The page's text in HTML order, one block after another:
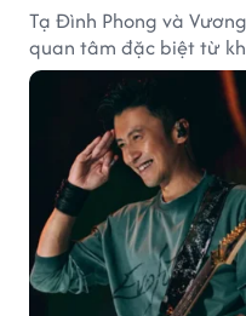
Tạ Đình Phong và
quan tâm đặc biệt từ